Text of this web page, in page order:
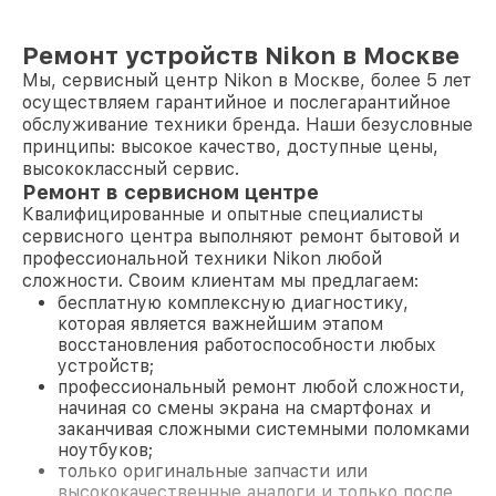
Ремонт устройств Nikon в Москве
Мы, сервисный центр Nikon в Москве, более 5 лет
осуществляем гарантийное и послегарантийное
обслуживание техники бренда. Наши безусловные
принципы: высокое качество, доступные цены,
высококлассный сервис.
Ремонт в сервисном центре
Квалифицированные и опытные специалисты
сервисного центра выполняют ремонт бытовой и
профессиональной техники Nikon любой
сложности. Своим клиентам мы предлагаем:
бесплатную комплексную диагностику,
которая является важнейшим этапом
восстановления работоспособности любых
устройств;
профессиональный ремонт любой сложности,
начиная со смены экрана на смартфонах и
заканчивая сложными системными поломками
ноутбуков;
только оригинальные запчасти или